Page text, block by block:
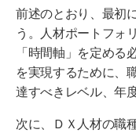
前述のとおり、最初
う。人材ポートフォ
「時間軸」を定め
を実現するために、
達すべきレベル、年
次に、ＤＸ人材の職